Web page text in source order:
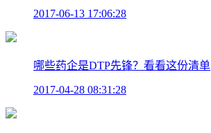
2017-06-13 17:06:28
哪些药企是DTP先锋？看看这份清单
2017-04-28 08:31:28